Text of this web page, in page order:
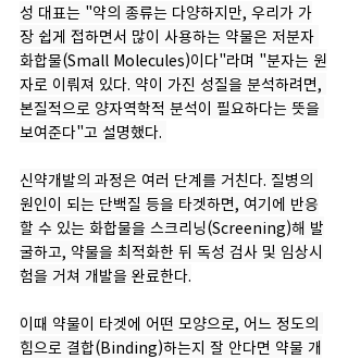
성 대표는 "약의 종류는 다양하지만, 우리가 가
장 쉽게 접하면서 많이 사용하는 약물은 저분자
화합물(Small Molecules)이다"라며 "분자는 원
자로 이뤄져 있다. 약이 가진 성질을 분석하려면,
본질적으로 양자역학적 분석이 필요하다는 뜻을
보여준다"고 설명했다.
신약개발의 과정은 여러 단계를 거친다. 질병의
원인이 되는 단백질 등을 타겟하면, 여기에 반응
할 수 있는 화합물을 스크리닝(Screening)해 발
굴하고, 약물을 최적화한 뒤 독성 검사 및 임상시
험을 거쳐 개발을 완료한다.
이때 약물이 타겟에 어떤 모양으로, 어느 정도의
힘으로 결합(Binding)하는지 잘 안다면 약물 개